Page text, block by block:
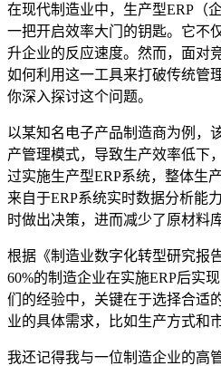
在现代制造业中，生产型ERP（
一把开启效率大门的钥匙。它不
升企业的反应速度。然而，面对
如何利用这一工具来打破传统管
你深入探讨这个问题。
以某知名电子产品制造商为例，
产管理模式，导致生产效率低下
过实施生产型ERP系统，整体生
来自于ERP系统实时数据分析能
时做出决策，进而减少了原材料
根据《制造业数字化转型研究报
60%的制造企业在实施ERP后实
们的经验中，关键在于选择合适
业的具体需求，比如生产方式和
我还记得我与一位制造企业的高